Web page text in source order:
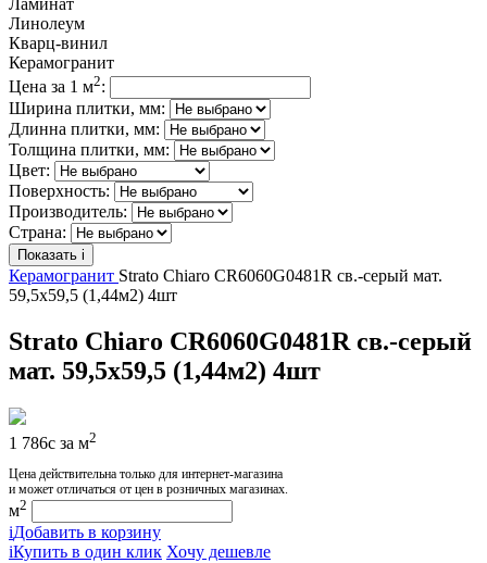
Линолеум
Кварц-винил
Керамогранит
Цена за 1 м2:
Ширина плитки, мм:
Длинна плитки, мм:
Толщина плитки, мм:
Цвет:
Поверхность:
Производитель:
Страна:
Показать i
Керамогранит Strato Chiaro CR6060G0481R св.-серый мат.
59,5x59,5 (1,44м2) 4шт
Strato Chiaro CR6060G0481R св.-серый
мат. 59,5x59,5 (1,44м2) 4шт
1 786c за м2
Цена действительна только для интернет-магазина
и может отличаться от цен в розничных магазинах.
м2
iДобавить в корзину
iКупить в один клик Хочу дешевле